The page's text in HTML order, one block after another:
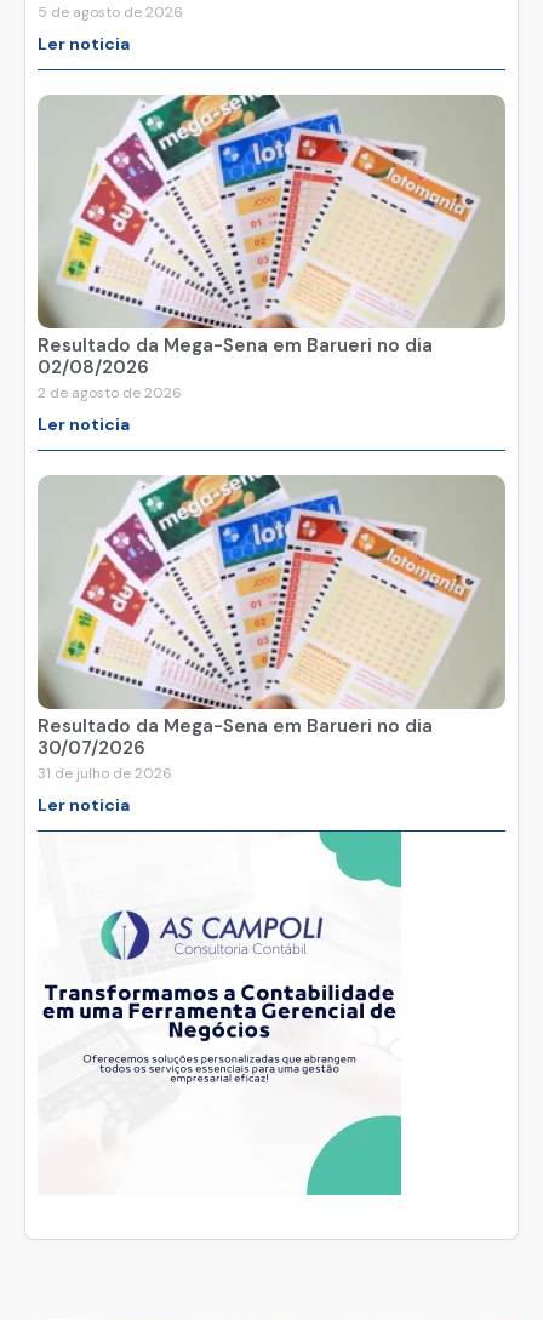
5 de agosto de 2026
Ler noticia
Resultado da Mega-Sena em Barueri no dia
02/08/2026
2 de agosto de 2026
Ler noticia
Resultado da Mega-Sena em Barueri no dia
30/07/2026
31 de julho de 2026
Ler noticia